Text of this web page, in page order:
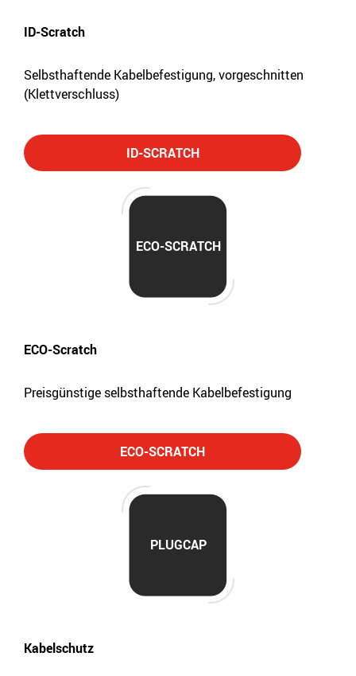
ID-Scratch
Selbsthaftende Kabelbefestigung, vorgeschnitten
(Klettverschluss)
ID-SCRATCH
ECO-SCRATCH
ECO-Scratch
Preisgünstige selbsthaftende Kabelbefestigung
ECO-SCRATCH
PLUGCAP
Kabelschutz